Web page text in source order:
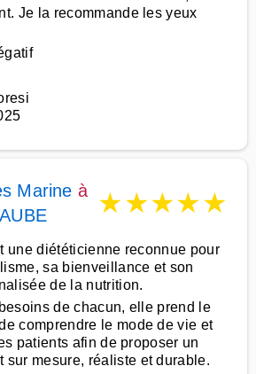
Je la recommande les yeux
Marine à ★★★★★
une diététicienne reconnue pour
sa bienveillance et son
de la nutrition.
de chacun, elle prend le
comprendre le mode de vie et
patients afin de proposer un
sur mesure, réaliste et durable.